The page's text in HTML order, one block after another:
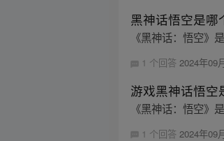
黑神话悟空是哪
《黑神话：悟空》
1 个回答2024年09
游戏黑神话悟空
《黑神话：悟空》
1 个回答 2024年09